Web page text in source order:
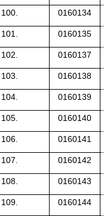
100. 0160134
101. 0160135
102. 0160137
103. 0160138
104. 0160139
105. 0160140
106. 0160141
107. 0160142
108. 0160143
109. 0160144